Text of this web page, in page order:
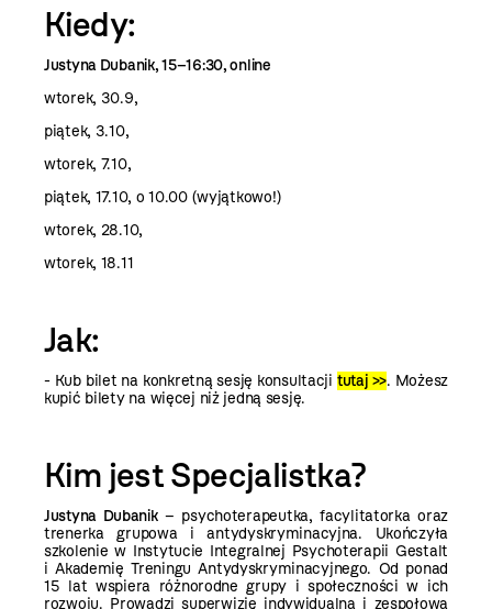
Kiedy:
Justyna Dubanik, 15–16:30, online
wtorek, 30.9,
piątek, 3.10,
wtorek, 7.10,
piątek, 17.10, o 10.00 (wyjątkowo!)
wtorek, 28.10,
wtorek, 18.11
Jak:
- Kub bilet na konkretną sesję konsultacji tutaj >>. Możesz
kupić bilety na więcej niż jedną sesję.
Kim jest Specjalistka?
Justyna Dubanik– psychoterapeutka, facylitatorka oraz
trenerka grupowa i antydyskryminacyjna. Ukończyła
szkolenie w Instytucie Integralnej Psychoterapii Gestalt
i Akademię Treningu Antydyskryminacyjnego. Od ponad
15 lat wspiera różnorodne grupy i społeczności w ich
rozwoju. Prowadzi superwizję indywidualną i zespołową